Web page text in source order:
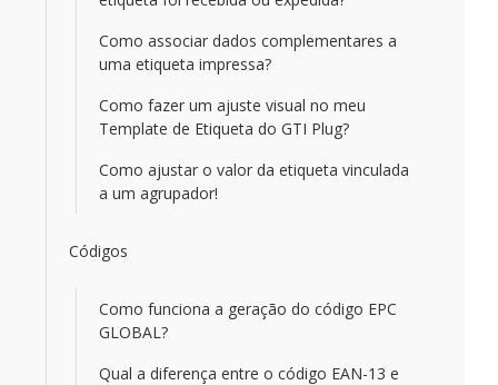
Como associar dados complementares a
uma etiqueta impressa?
Como fazer um ajuste visual no meu
Template de Etiqueta do GTI Plug?
Como ajustar o valor da etiqueta vinculada
a um agrupador!
Códigos
Como funciona a geração do código EPC
GLOBAL?
Qual a diferença entre o código EAN-13 e